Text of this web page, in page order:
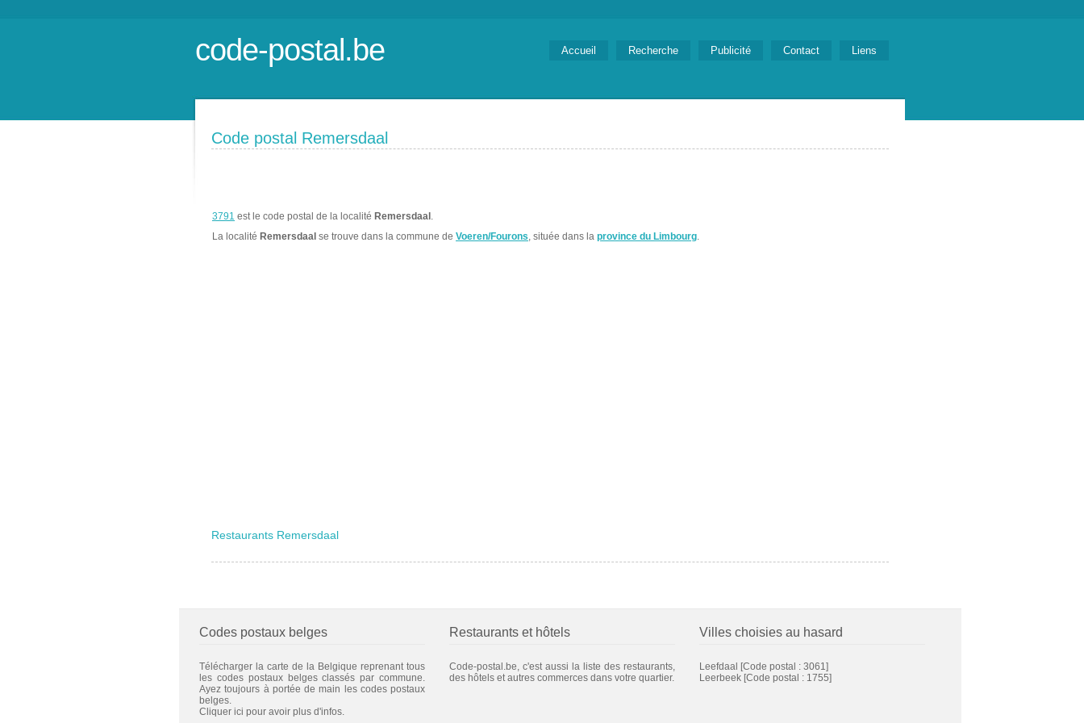
code-postal.be Accueil Recherche Publicité Contact Liens
Code postal Remersdaal
3791 est le code postal de la localité Remersdaal .
La localité Remersdaal se trouve dans la commune de Voeren/Fourons, située dans la province du Limbourg.
Restaurants Remersdaal
Codes postaux belges
Télécharger la carte de la Belgique reprenant tous
les codes postaux belges classés par commune.
Ayez toujours à portée de main les codes postaux
belges.
Cliquer ici pour avoir plus d'infos.
Restaurants et hôtels
Code-postal.be, c'est aussi la liste des restaurants,
des hôtels et autres commerces dans votre quartier.
Villes choisies au hasard
Leefdaal [Code postal : 3061]
Leerbeek [Code postal : 1755]